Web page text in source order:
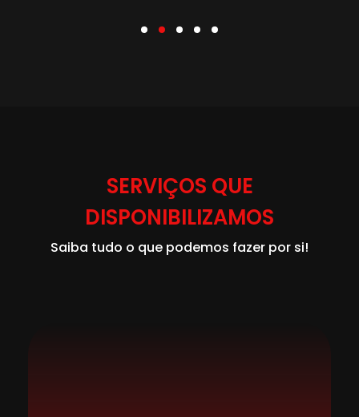
SERVIÇOS QUE
DISPONIBILIZAMOS
Saiba tudo o que podemos fazer por si!